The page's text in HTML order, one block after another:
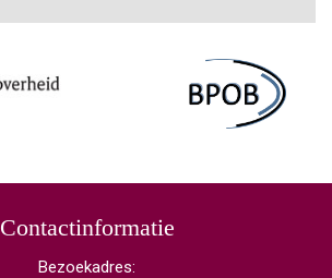
Contactinformatie
Bezoekadres: